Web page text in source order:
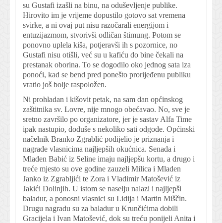
su Gustafi izašli na binu, na oduševljenje publike.
Hirovito im je vrijeme dopustilo gotovo sat vremena
svirke, a ni ovaj put nisu razočarali energijom i
entuzijazmom, stvorivši odličan štimung. Potom se
ponovno uplela kiša, potjeravši ih s pozornice, no
Gustafi nisu otišli, već su u kafiću do bine čekali na
prestanak oborina. To se dogodilo oko jednog sata iza
ponoći, kad se bend pred ponešto prorijeđenu publiku
vratio još bolje raspoložen.
Ni prohladan i kišovit petak, na sam dan općinskog
zaštitnika sv. Lovre, nije mnogo obećavao. No, sve je
sretno završilo po organizatore, jer je sastav Alfa Time
ipak nastupio, doduše s nekoliko sati odgode. Općinski
načelnik Branko Zgrablić podijelio je priznanja i
nagrade vlasnicima najljepših okućnica. Senada i
Mladen Babić iz Seline imaju najljepšu kortu, a drugo i
treće mjesto su ove godine zauzeli Milica i Mladen
Janko iz Zgrabljići te Zora i Vladimir Matošević iz
Jakići Dolinjih. U istom se naselju nalazi i najljepši
baladur, a ponosni vlasnici su Lidija i Martin Miščin.
Drugu nagradu su za baladur u Krunčićima dobili
Gracijela i Ivan Matošević, dok su treću ponijeli Anita i